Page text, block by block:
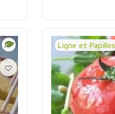
Ligne et Papilles